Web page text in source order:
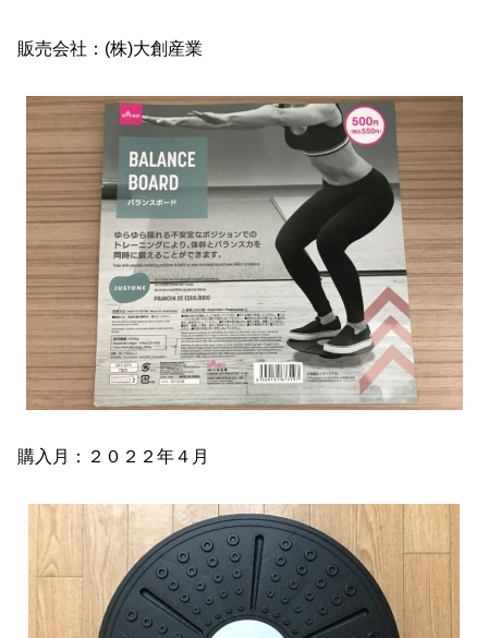
販売会社：(株)大創産業
購入月：２０２２年４月